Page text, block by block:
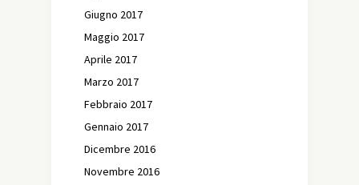
Giugno 2017
Maggio 2017
Aprile 2017
Marzo 2017
Febbraio 2017
Gennaio 2017
Dicembre 2016
Novembre 2016